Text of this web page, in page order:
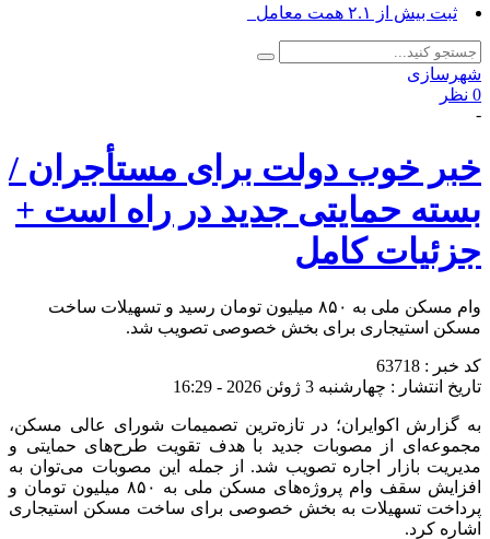
ثبت بیش از ۲.۱ همت معامله برای_
شهرسازی
0 نظر
-
خبر خوب دولت برای مستأجران /
بسته حمایتی جدید در راه است +
جزئیات کامل
وام مسکن ملی به ۸۵۰ میلیون تومان رسید و تسهیلات ساخت
مسکن استیجاری برای بخش خصوصی تصویب شد.
کد خبر : 63718
تاریخ انتشار : چهارشنبه 3 ژوئن 2026 - 16:29
به گزارش اکوایران؛ در تازه‌ترین تصمیمات شورای عالی مسکن،
مجموعه‌ای از مصوبات جدید با هدف تقویت طرح‌های حمایتی و
مدیریت بازار اجاره تصویب شد. از جمله این مصوبات می‌توان به
افزایش سقف وام پروژه‌های مسکن ملی به ۸۵۰ میلیون تومان و
پرداخت تسهیلات به بخش خصوصی برای ساخت مسکن استیجاری
اشاره کرد.